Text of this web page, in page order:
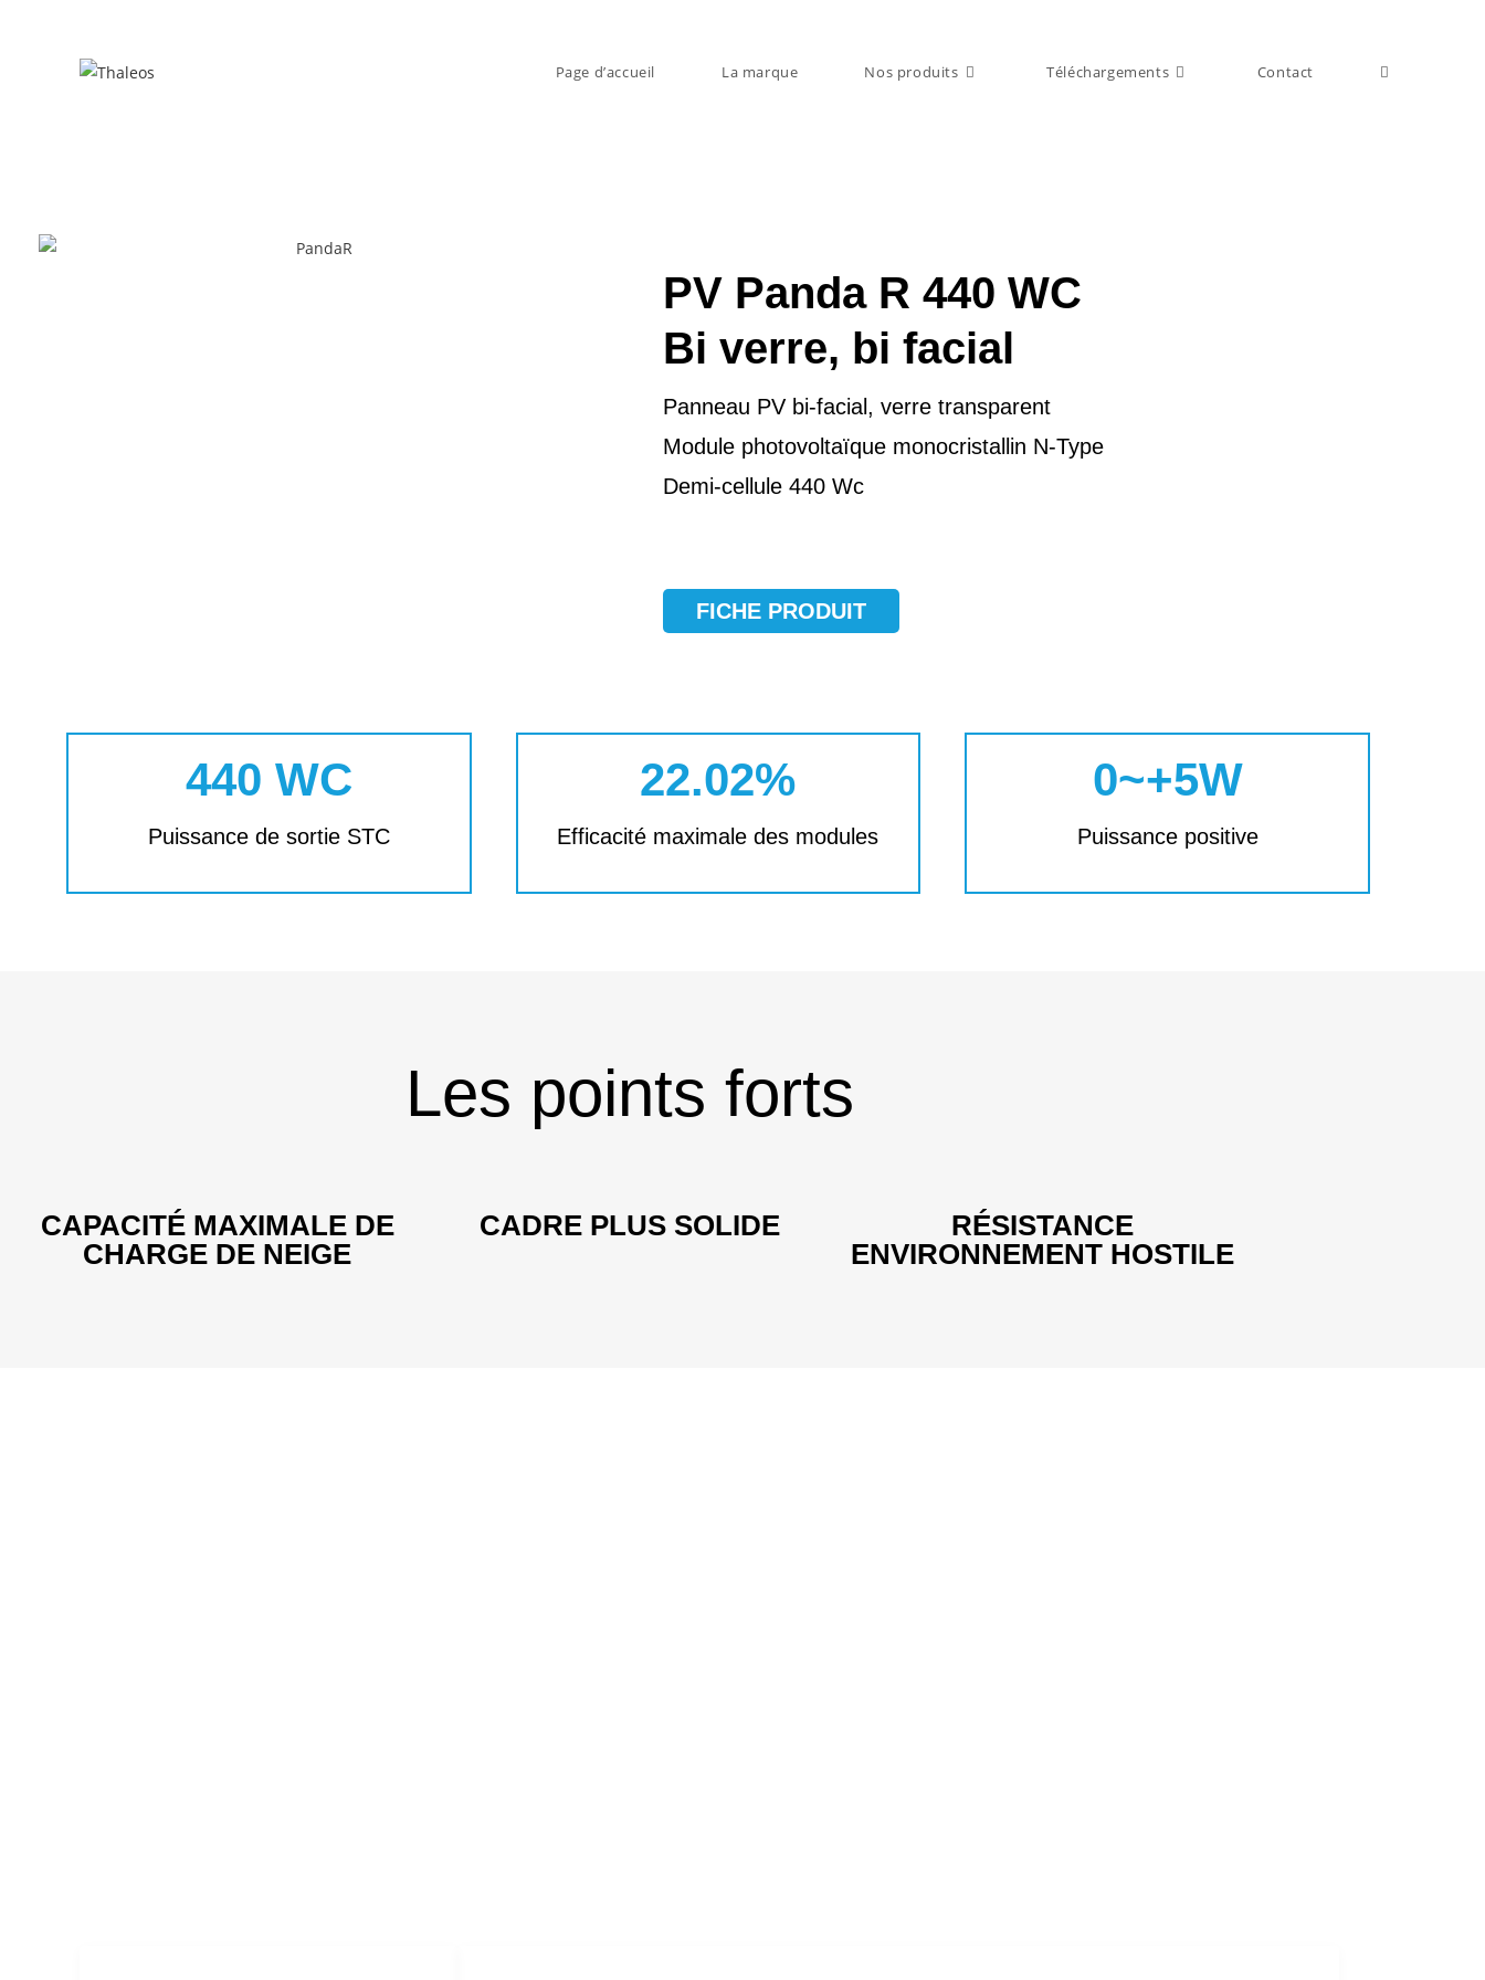
Page d’accueil La marque Nos produits Téléchargements Contact
PV Panda R 440 WC
Bi verre, bi facial
Panneau PV bi-facial, verre transparent
Module photovoltaïque monocristallin N-Type
Demi-cellule 440 Wc
FICHE PRODUIT
440 WC
Puissance de sortie STC
22.02%
Efficacité maximale des modules
0~+5W
Puissance positive
Les points forts
CAPACITÉ MAXIMALE DE
CHARGE DE NEIGE
CADRE PLUS SOLIDE
RÉSISTANCE
ENVIRONNEMENT HOSTILE